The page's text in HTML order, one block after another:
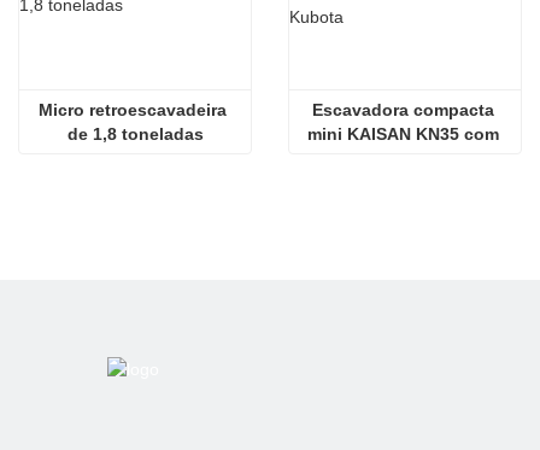
Micro retroescavadeira
de 1,8 toneladas
Escavadora compacta
mini KAISAN KN35 com